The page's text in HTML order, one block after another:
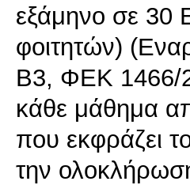
εξάμηνο σε 30
φοιτητών)
Β3, ΦΕΚ 1466/
κάθε μάθημα
που εκφράζει
την